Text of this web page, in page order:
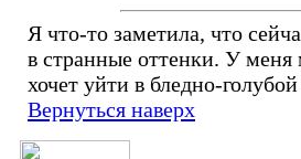
Я что-то заметила, что
в странные оттенки. У меня
хочет уйти в бледно-
Вернуться наверх